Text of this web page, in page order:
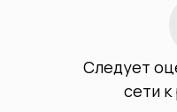
Следует
сети